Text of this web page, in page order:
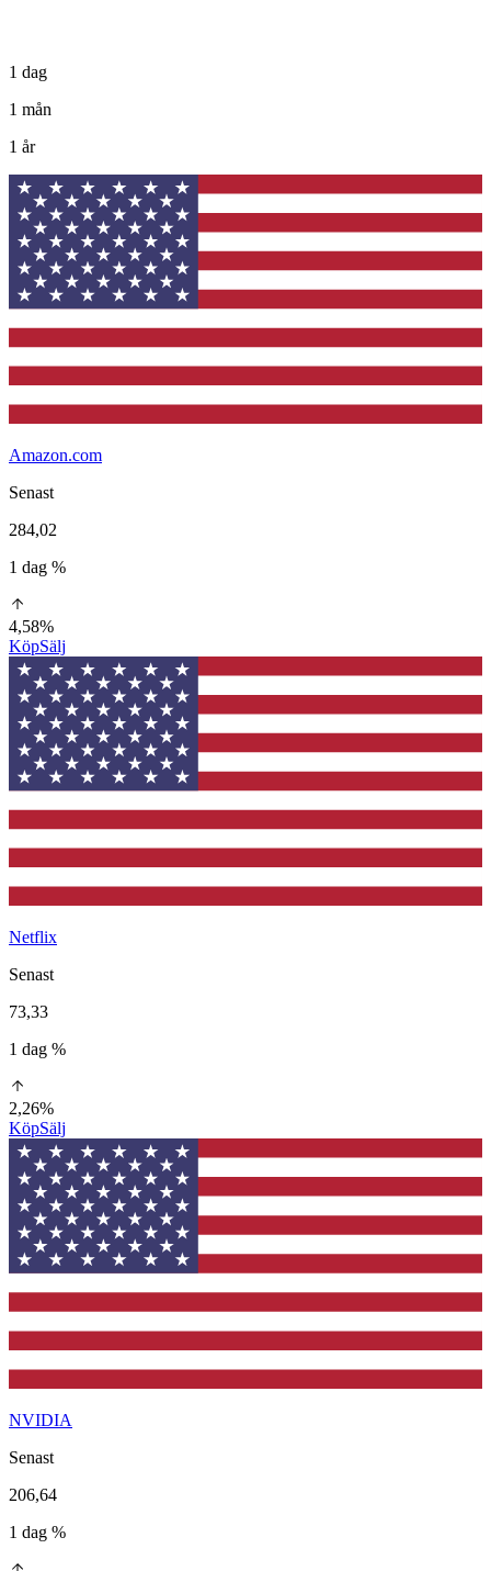
1 dag
1 mån
1 år
Amazon.com
Senast
284,02
1 dag %
4,58%
KöpSälj
Netflix
Senast
73,33
1 dag %
2,26%
KöpSälj
NVIDIA
Senast
206,64
1 dag %